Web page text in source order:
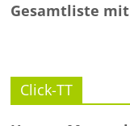
Gesamtliste mit
Click-TT